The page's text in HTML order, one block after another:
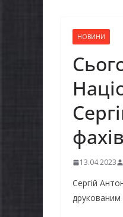
НОВИНИ
13.04.2023
Сергій
друкованим